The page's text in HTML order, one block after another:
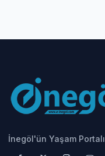
İnegöl'ün Yaşam Portalı